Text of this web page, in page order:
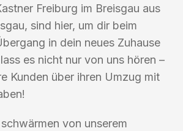
Freiburg im Breisgau aus
sind hier, um dir beim
in dein neues Zuhause
es nicht nur von uns hören –
Kunden über ihren Umzug mit
von unserem